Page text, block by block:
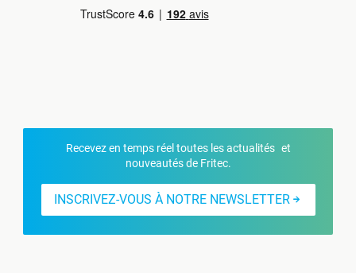
Recevez en temps réel toutes les actualités et
nouveautés de Fritec.
INSCRIVEZ-VOUS À NOTRE NEWSLETTER